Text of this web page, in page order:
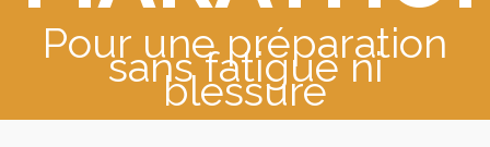
Pour une préparation
sans fatigue ni
blessure